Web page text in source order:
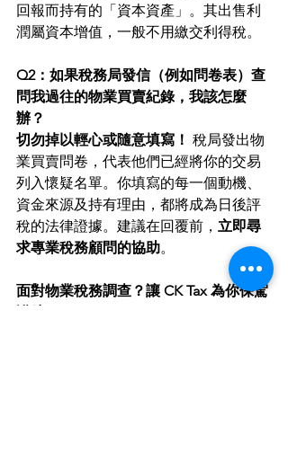
回報而持有的「資本資產」。其出售利
潤屬資本增值，一般不用繳交利得稅。
Q2：如果稅務局發信（例如問卷表）查
問我過往的物業買賣紀錄，我該怎麼
辦？
切勿掉以輕心或隨意填寫！ 稅局發出物
業買賣問卷，代表他們已經將你的交易
列入懷疑名單。你填寫的每一個動機、
資金來源及持有理由，都將成為日後評
稅的法律證據。建議在回覆前， 立即尋
求專業稅務顧問的協助。
面對物業稅務調查？讓 CK Tax 為你保駕